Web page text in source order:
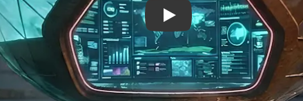
Play